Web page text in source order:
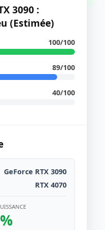
3090 :
(Estimée)
100/100
89/100
40/100
GeForce RTX 3090
RTX 4070